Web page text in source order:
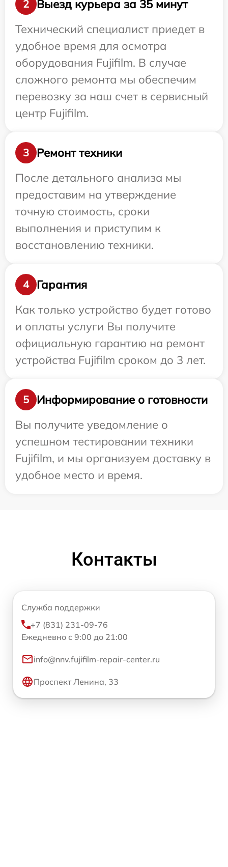
2
Выезд курьера за 35 минут
Технический специалист приедет в
удобное время для осмотра
оборудования Fujifilm. В случае
сложного ремонта мы обеспечим
перевозку за наш счет в сервисный
центр Fujifilm.
3
Ремонт техники
После детального анализа мы
предоставим на утверждение
точную стоимость, сроки
выполнения и приступим к
восстановлению техники.
4
Гарантия
Как только устройство будет готово
и оплаты услуги Вы получите
официальную гарантию на ремонт
устройства Fujifilm сроком до 3 лет.
5
Информирование о готовности
Вы получите уведомление о
успешном тестировании техники
Fujifilm, и мы организуем доставку в
удобное место и время.
Контакты
Служба поддержки
+7 (831) 231-09-76
Ежедневно с 9:00 до 21:00
info@nnv.fujifilm-repair-center.ru
Проспект Ленина, 33